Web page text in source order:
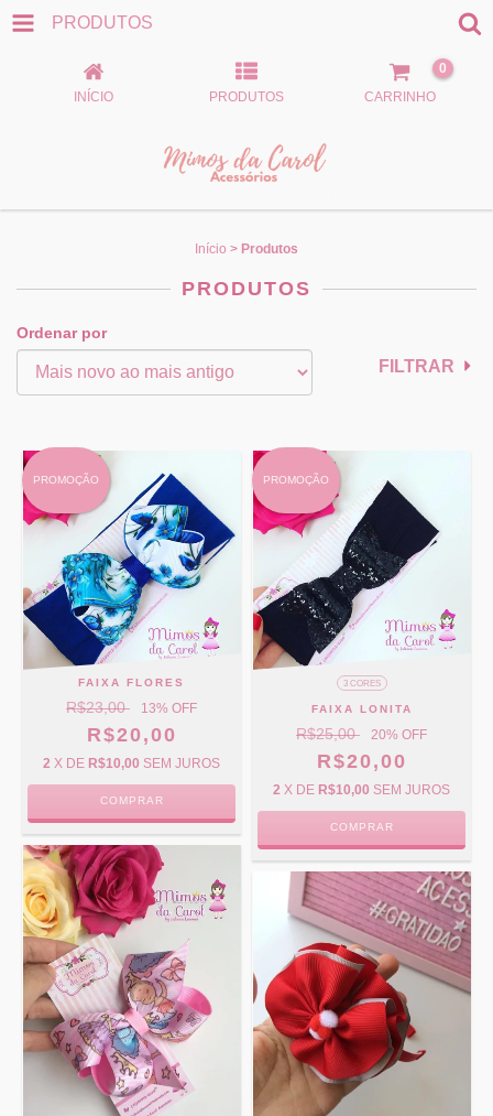
PRODUTOS
INÍCIO PRODUTOS CARRINHO
0
Início > Produtos
PRODUTOS
Ordenar por
FILTRAR
PROMOÇÃO
FAIXA FLORES
R$23,00 13% OFF
R$20,00
2 X DE R$10,00 SEM JUROS
COMPRAR
PROMOÇÃO
3 CORES
FAIXA LONITA
R$25,00 20% OFF
R$20,00
2 X DE R$10,00 SEM JUROS
COMPRAR